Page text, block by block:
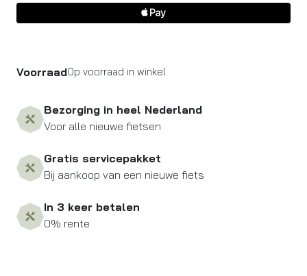
VoorraadOp voorraad in winkel
Bezorging in heel Nederland
Voor alle nieuwe fietsen
Gratis servicepakket
Bij aankoop van een nieuwe fiets
In 3 keer betalen
0% rente